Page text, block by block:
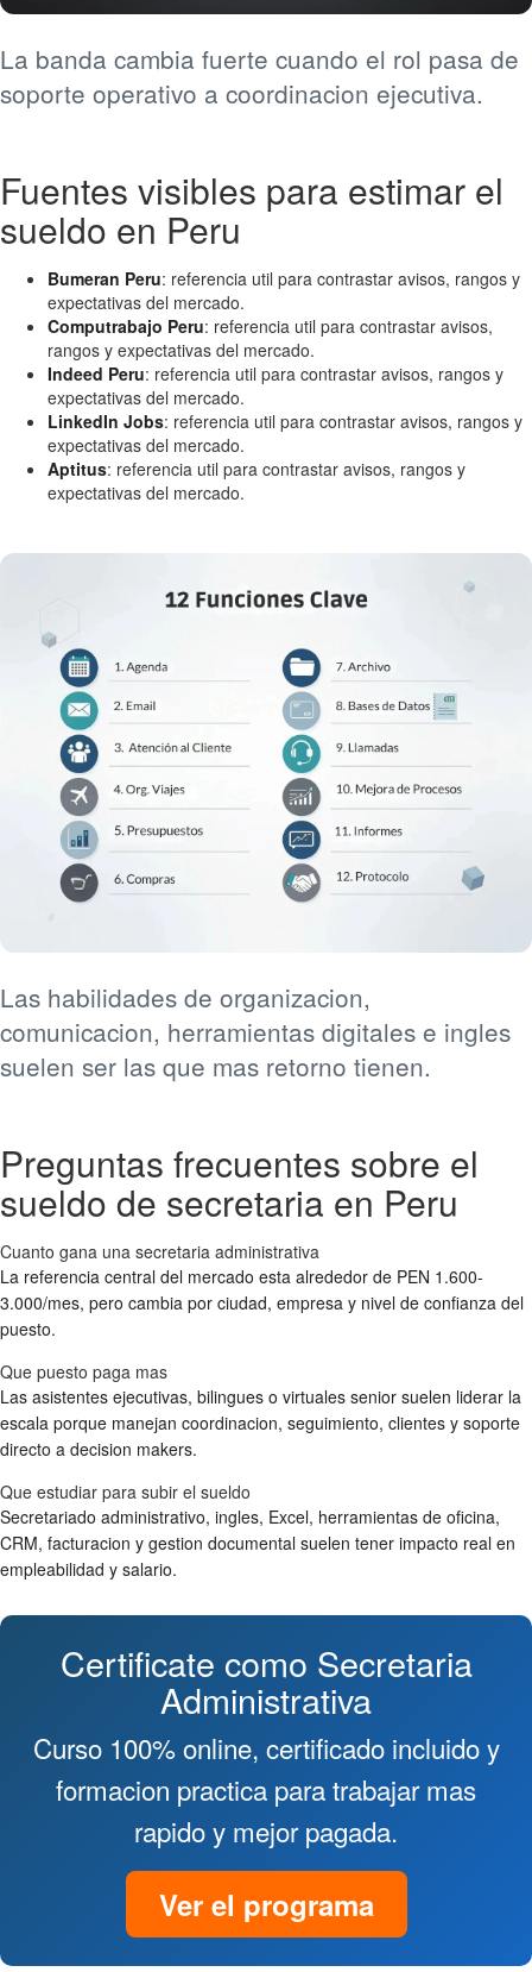
La banda cambia fuerte cuando el rol pasa de
soporte operativo a coordinacion ejecutiva.
Fuentes visibles para estimar el
sueldo en Peru
Bumeran Peru: referencia util para contrastar avisos, rangos y
expectativas del mercado.
Computrabajo Peru: referencia util para contrastar avisos,
rangos y expectativas del mercado.
Indeed Peru: referencia util para contrastar avisos, rangos y
expectativas del mercado.
LinkedIn Jobs: referencia util para contrastar avisos, rangos y
expectativas del mercado.
Aptitus: referencia util para contrastar avisos, rangos y
expectativas del mercado.
Las habilidades de organizacion,
comunicacion, herramientas digitales e ingles
suelen ser las que mas retorno tienen.
Preguntas frecuentes sobre el
sueldo de secretaria en Peru
Cuanto gana una secretaria administrativa
La referencia central del mercado esta alrededor de PEN 1.600-
3.000/mes, pero cambia por ciudad, empresa y nivel de confianza del
puesto.
Que puesto paga mas
Las asistentes ejecutivas, bilingues o virtuales senior suelen liderar la
escala porque manejan coordinacion, seguimiento, clientes y soporte
directo a decision makers.
Que estudiar para subir el sueldo
Secretariado administrativo, ingles, Excel, herramientas de oficina,
CRM, facturacion y gestion documental suelen tener impacto real en
empleabilidad y salario.
Certificate como Secretaria
Administrativa
Curso 100% online, certificado incluido y
formacion practica para trabajar mas
rapido y mejor pagada.
Ver el programa